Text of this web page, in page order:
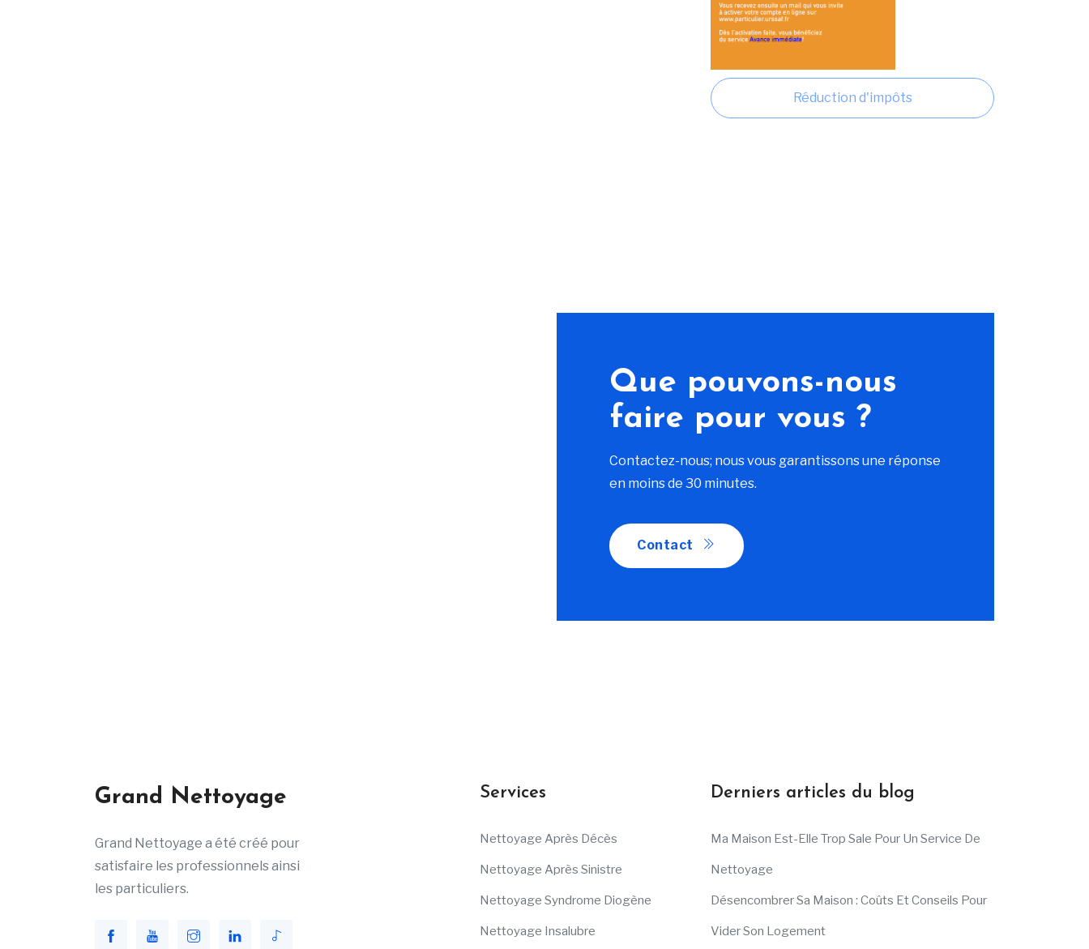
Réduction d'impôts
Que pouvons-nous
faire pour vous ?
Contactez-nous; nous vous garantissons une réponse
en moins de 30 minutes.
Contact
Grand Nettoyage
Grand Nettoyage a été créé pour
satisfaire les professionnels ainsi
les particuliers.
Services
Nettoyage Après Décès
Nettoyage Après Sinistre
Nettoyage Syndrome Diogène
Nettoyage Insalubre
Derniers articles du blog
Ma Maison Est-Elle Trop Sale Pour Un Service De
Nettoyage
Désencombrer Sa Maison : Coûts Et Conseils Pour
Vider Son Logement